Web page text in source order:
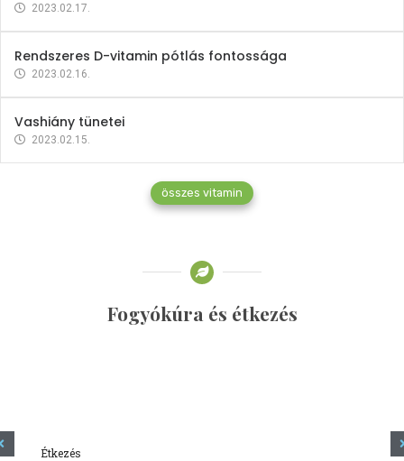
2023.02.17.
Rendszeres D-vitamin pótlás fontossága
2023.02.16.
Vashiány tünetei
2023.02.15.
összes vitamin
Fogyókúra és étkezés
Étkezés